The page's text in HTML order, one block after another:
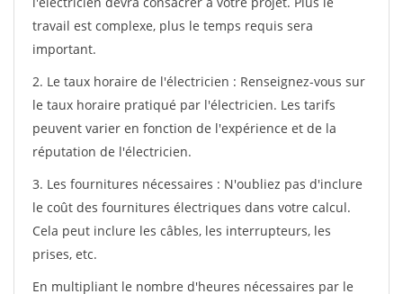
travail est complexe, plus le temps requis sera
important.
2. Le taux horaire de l'électricien : Renseignez-vous sur
le taux horaire pratiqué par l'électricien. Les tarifs
peuvent varier en fonction de l'expérience et de la
réputation de l'électricien.
3. Les fournitures nécessaires : N'oubliez pas d'inclure
le coût des fournitures électriques dans votre calcul.
Cela peut inclure les câbles, les interrupteurs, les
prises, etc.
En multipliant le nombre d'heures nécessaires par le